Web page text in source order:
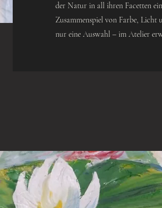
der Natur in all ihren Facetten
Zusammenspiel von Farbe, Licht
nur eine Auswahl – im Atelier